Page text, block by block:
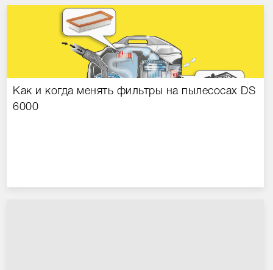
Как и когда менять фильтры на пылесосах DS
6000